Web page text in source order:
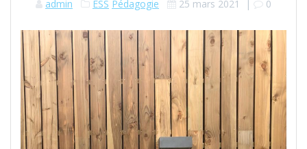
admin ESS Pédagogie 25 mars 2021 | 0